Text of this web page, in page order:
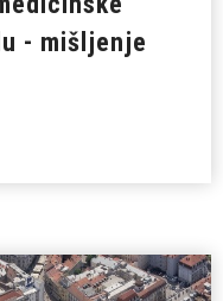
- mišljenje